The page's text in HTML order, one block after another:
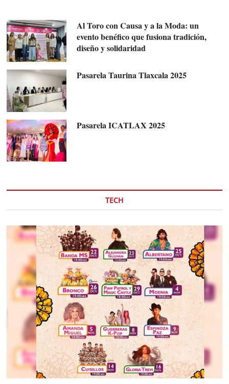
Al Toro con Causa y a la Moda: un
evento benéfico que fusiona tradición,
diseño y solidaridad
Pasarela Taurina Tlaxcala 2025
Pasarela ICATLAX 2025
TECH